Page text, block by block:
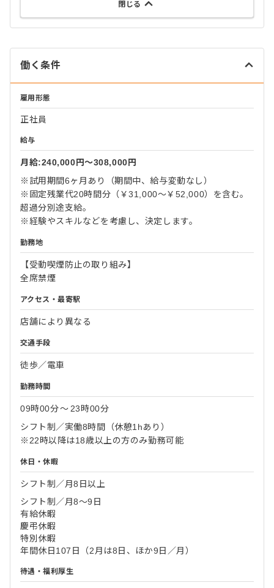
閉じる
働く条件
雇用形態
正社員
給与
月給:240,000円〜308,000円
※試用期間6ヶ月あり（期間中、給与変動なし）
※固定残業代20時間分（￥31,000～￥52,000）を含む。
超過分別途支給。
※経験やスキルなどを考慮し、決定します。
勤務地
【受動喫煙防止の取り組み】
全席禁煙
アクセス・最寄駅
店舗により異なる
交通手段
徒歩／電車
勤務時間
09時00分〜 23時00分
シフト制／実働8時間（休憩1hあり）
※22時以降は18歳以上の方のみ勤務可能
休日・休暇
シフト制／月8日以上
シフト制／月8～9日
有給休暇
慶弔休暇
特別休暇
年間休日107日（2月は8日、ほか9日／月）
待遇・福利厚生